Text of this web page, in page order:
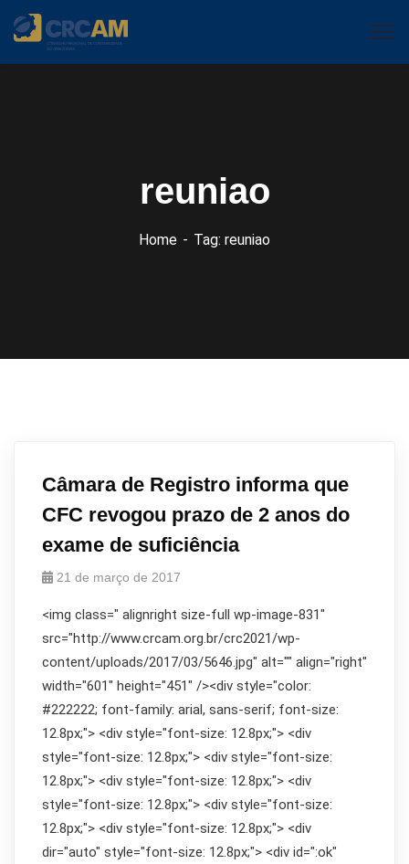
reuniao
Home Tag: reuniao
Câmara de Registro informa que
CFC revogou prazo de 2 anos do
exame de suficiência
21 de março de 2017
<img class=" alignright size-full wp-image-831"
src="http://www.crcam.org.br/crc2021/wp-
content/uploads/2017/03/5646.jpg" alt="" align="right"
width="601" height="451" /><div style="color:
#222222; font-family: arial, sans-serif; font-size:
12.8px;"> <div style="font-size: 12.8px;"> <div
style="font-size: 12.8px;"> <div style="font-size:
12.8px;"> <div style="font-size: 12.8px;"> <div
style="font-size: 12.8px;"> <div style="font-size:
12.8px;"> <div style="font-size: 12.8px;"> <div
dir="auto" style="font-size: 12.8px;"> <div id=":ok"